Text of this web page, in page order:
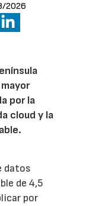
2026
por la
cloud y la
datos
de 4,5
por